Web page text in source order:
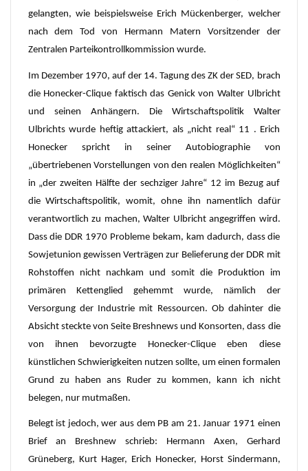
gelangten, wie beispielsweise Erich Mückenberger, welcher
nach dem Tod von Hermann Matern Vorsitzender der
Zentralen Parteikontrollkommission wurde.
Im Dezember 1970, auf der 14. Tagung des ZK der SED, brach
die Honecker-Clique faktisch das Genick von Walter Ulbricht
und seinen Anhängern. Die Wirtschaftspolitik Walter
Ulbrichts wurde heftig attackiert, als „nicht real“ 11 . Erich
Honecker spricht in seiner Autobiographie von
„übertriebenen Vorstellungen von den realen Möglichkeiten“
in „der zweiten Hälfte der sechziger Jahre“ 12 im Bezug auf
die Wirtschaftspolitik, womit, ohne ihn namentlich dafür
verantwortlich zu machen, Walter Ulbricht angegriffen wird.
Dass die DDR 1970 Probleme bekam, kam dadurch, dass die
Sowjetunion gewissen Verträgen zur Belieferung der DDR mit
Rohstoffen nicht nachkam und somit die Produktion im
primären Kettenglied gehemmt wurde, nämlich der
Versorgung der Industrie mit Ressourcen. Ob dahinter die
Absicht steckte von Seite Breshnews und Konsorten, dass die
von ihnen bevorzugte Honecker-Clique eben diese
künstlichen Schwierigkeiten nutzen sollte, um einen formalen
Grund zu haben ans Ruder zu kommen, kann ich nicht
belegen, nur mutmaßen.
Belegt ist jedoch, wer aus dem PB am 21. Januar 1971 einen
Brief an Breshnew schrieb: Hermann Axen, Gerhard
Grüneberg, Kurt Hager, Erich Honecker, Horst Sindermann,